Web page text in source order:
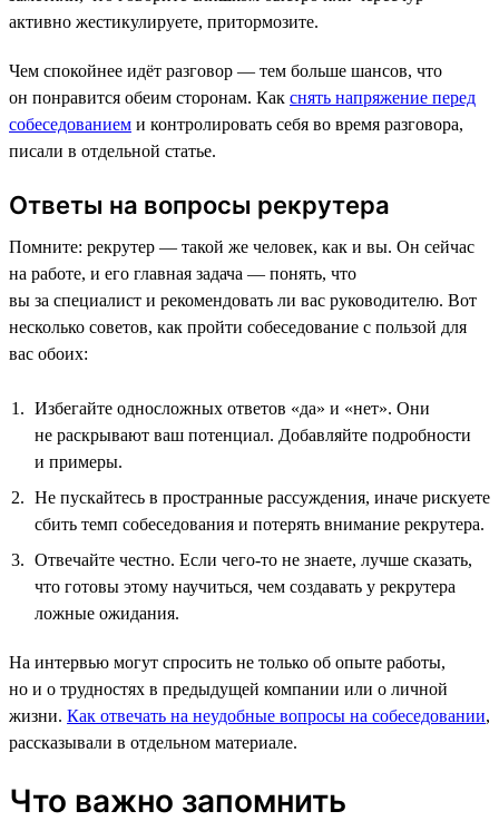
активно жестикулируете, притормозите.
Чем спокойнее идёт разговор — тем больше шансов, что
он понравится обеим сторонам. Как снять напряжение перед
собеседованием и контролировать себя во время разговора,
писали в отдельной статье.
Ответы на вопросы рекрутера
Помните: рекрутер — такой же человек, как и вы. Он сейчас
на работе, и его главная задача — понять, что
вы за специалист и рекомендовать ли вас руководителю. Вот
несколько советов, как пройти собеседование с пользой для
вас обоих:
Избегайте односложных ответов «да» и «нет». Они
не раскрывают ваш потенциал. Добавляйте подробности
и примеры.
Не пускайтесь в пространные рассуждения, иначе рискуете
сбить темп собеседования и потерять внимание рекрутера.
Отвечайте честно. Если чего-то не знаете, лучше сказать,
что готовы этому научиться, чем создавать у рекрутера
ложные ожидания.
На интервью могут спросить не только об опыте работы,
но и о трудностях в предыдущей компании или о личной
жизни. Как отвечать на неудобные вопросы на собеседовании,
рассказывали в отдельном материале.
Что важно запомнить